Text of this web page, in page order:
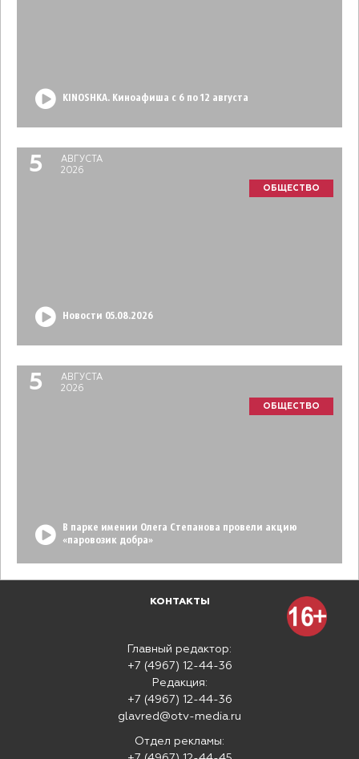
KINOSHKA. Киноафиша с 6 по 12 августа
5
АВГУСТА
2026
ОБЩЕСТВО
Новости 05.08.2026
5
АВГУСТА
2026
ОБЩЕСТВО
В парке имении Олега Степанова провели акцию
«паровозик добра»
КОНТАКТЫ
Главный редактор:
+7 (4967) 12-44-36
Редакция:
+7 (4967) 12-44-36
glavred@otv-media.ru
Отдел рекламы: